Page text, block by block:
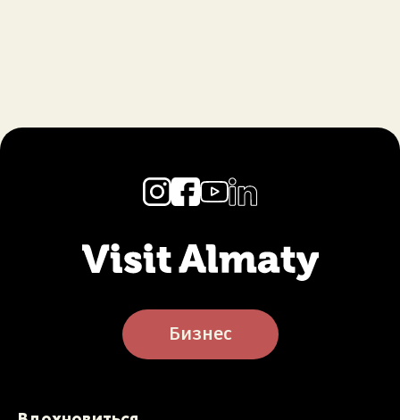
Бизнес